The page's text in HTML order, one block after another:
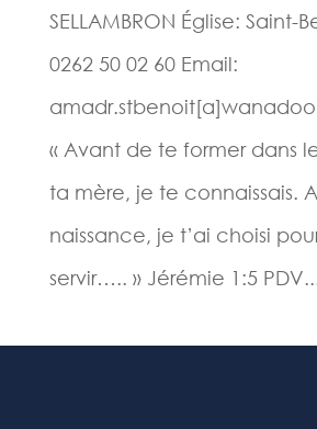
SELLAMBRON Église: Saint-
0262 50 02 60 Email:
« Avant de te former dans
ta mère, je te connaissais.
naissance, je t’ai choisi
servir….. » Jérémie 1:5